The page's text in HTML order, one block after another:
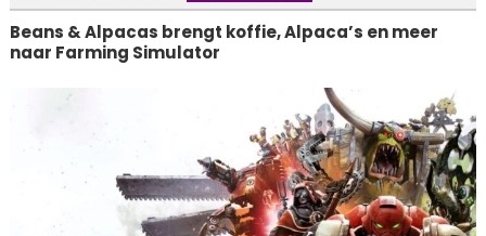
Beans & Alpacas brengt koffie, Alpaca’s en meer
naar Farming Simulator